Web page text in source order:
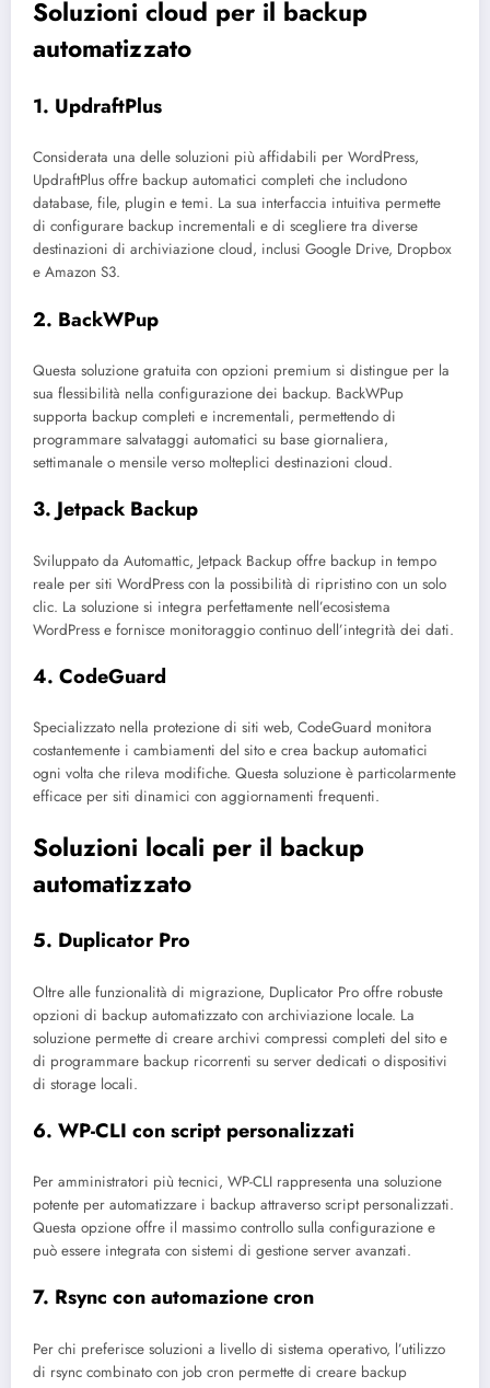
Soluzioni cloud per il backup
automatizzato
1. UpdraftPlus
Considerata una delle soluzioni più affidabili per WordPress,
UpdraftPlus offre backup automatici completi che includono
database, file, plugin e temi. La sua interfaccia intuitiva permette
di configurare backup incrementali e di scegliere tra diverse
destinazioni di archiviazione cloud, inclusi Google Drive, Dropbox
e Amazon S3.
2. BackWPup
Questa soluzione gratuita con opzioni premium si distingue per la
sua flessibilità nella configurazione dei backup. BackWPup
supporta backup completi e incrementali, permettendo di
programmare salvataggi automatici su base giornaliera,
settimanale o mensile verso molteplici destinazioni cloud.
3. Jetpack Backup
Sviluppato da Automattic, Jetpack Backup offre backup in tempo
reale per siti WordPress con la possibilità di ripristino con un solo
clic. La soluzione si integra perfettamente nell’ecosistema
WordPress e fornisce monitoraggio continuo dell’integrità dei dati.
4. CodeGuard
Specializzato nella protezione di siti web, CodeGuard monitora
costantemente i cambiamenti del sito e crea backup automatici
ogni volta che rileva modifiche. Questa soluzione è particolarmente
efficace per siti dinamici con aggiornamenti frequenti.
Soluzioni locali per il backup
automatizzato
5. Duplicator Pro
Oltre alle funzionalità di migrazione, Duplicator Pro offre robuste
opzioni di backup automatizzato con archiviazione locale. La
soluzione permette di creare archivi compressi completi del sito e
di programmare backup ricorrenti su server dedicati o dispositivi
di storage locali.
6. WP-CLI con script personalizzati
Per amministratori più tecnici, WP-CLI rappresenta una soluzione
potente per automatizzare i backup attraverso script personalizzati.
Questa opzione offre il massimo controllo sulla configurazione e
può essere integrata con sistemi di gestione server avanzati.
7. Rsync con automazione cron
Per chi preferisce soluzioni a livello di sistema operativo, l’utilizzo
di rsync combinato con job cron permette di creare backup